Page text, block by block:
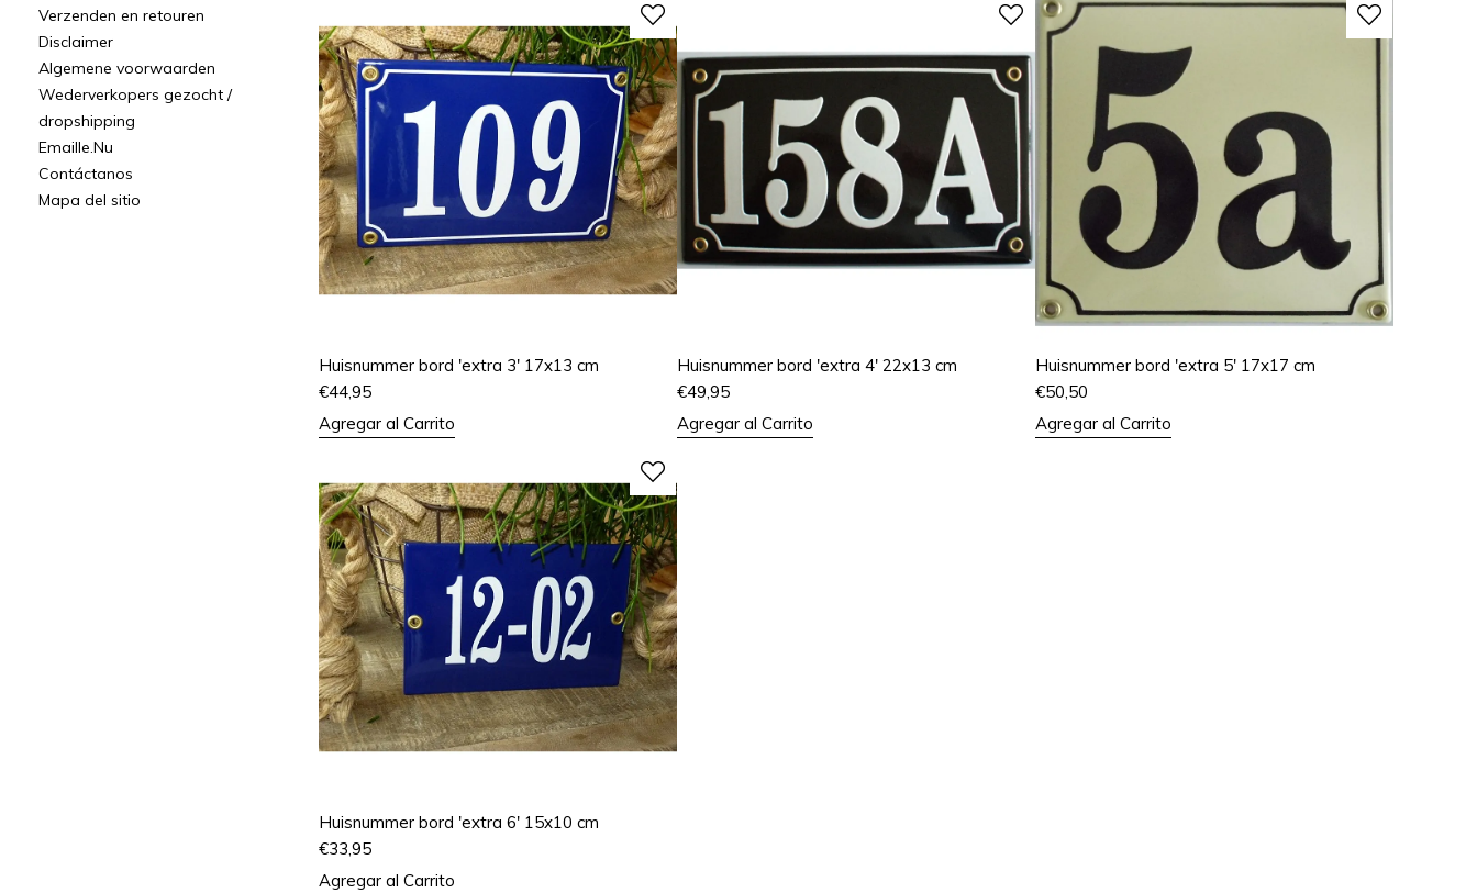
Verzenden en retouren
Disclaimer
Algemene voorwaarden
Wederverkopers gezocht /
dropshipping
Emaille.Nu
Contáctanos
Mapa del sitio
Huisnummer bord 'extra 3' 17x13 cm
€44,95
Agregar al Carrito
Huisnummer bord 'extra 4' 22x13 cm
€49,95
Agregar al Carrito
Huisnummer bord 'extra 5' 17x17 cm
€50,50
Agregar al Carrito
Huisnummer bord 'extra 6' 15x10 cm
€33,95
Agregar al Carrito